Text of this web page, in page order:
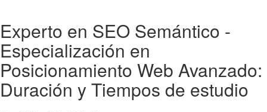
Experto en SEO Semántico -
Especialización en
Posicionamiento Web Avanzado:
Duración y Tiempos de estudio